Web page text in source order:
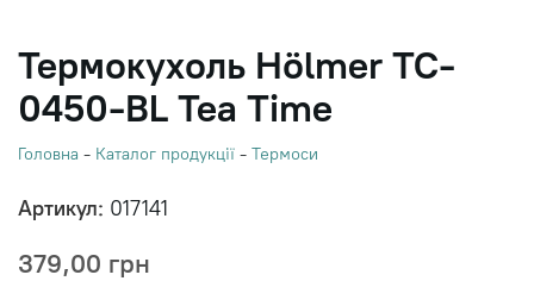
Термокухоль Hölmer TC-
0450-BL Tea Time
Головна - Каталог продукції - Термоси
Артикул: 017141
379,00 грн